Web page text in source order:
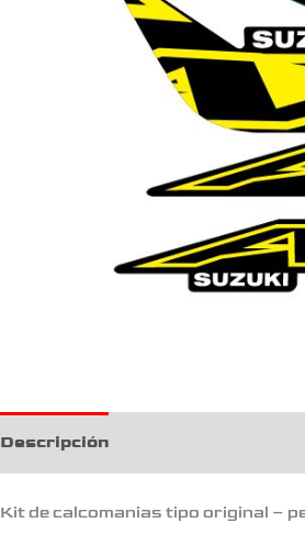
Descripción
Kit de calcomanias tipo original –